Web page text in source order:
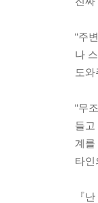
“주
나
도
“무
들
계
타인
『